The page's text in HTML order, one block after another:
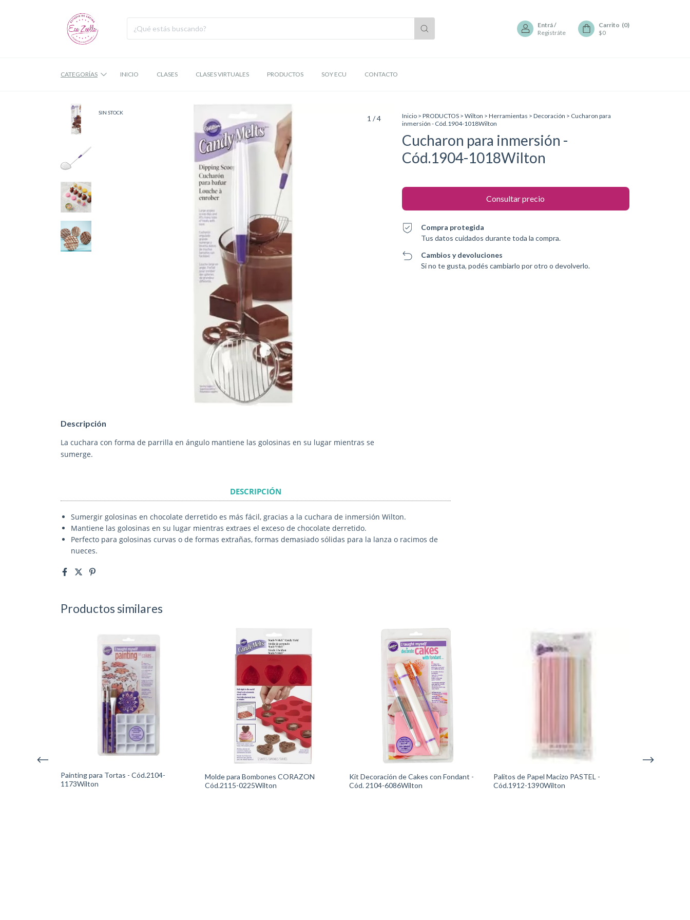
Entrá/
Registráte
Carrito (0)
$0
CATEGORÍAS INICIO CLASES CLASES VIRTUALES PRODUCTOS SOY ECU CONTACTO
SIN STOCK
1 /4 Inicio > PRODUCTOS > Wilton > Herramientas > Decoración > Cucharon para
inmersión - Cód.1904-1018Wilton
Cucharon para inmersión -
Cód.1904-1018Wilton
Compra protegida
Tus datos cuidados durante toda la compra.
Cambios y devoluciones
Si no te gusta, podés cambiarlo por otro o devolverlo.
Descripción
La cuchara con forma de parrilla en ángulo mantiene las golosinas en su lugar mientras se
sumerge.
DESCRIPCIÓN
Sumergir golosinas en chocolate derretido es más fácil, gracias a la cuchara de inmersión Wilton.
Mantiene las golosinas en su lugar mientras extraes el exceso de chocolate derretido.
Perfecto para golosinas curvas o de formas extrañas, formas demasiado sólidas para la lanza o racimos de
nueces.
Productos similares
Painting para Tortas - Cód.2104-
1173Wilton
Molde para Bombones CORAZON
Cód.2115-0225Wilton
Kit Decoración de Cakes con Fondant -
Cód. 2104-6086Wilton
Palitos de Papel Macizo PASTEL -
Cód.1912-1390Wilton